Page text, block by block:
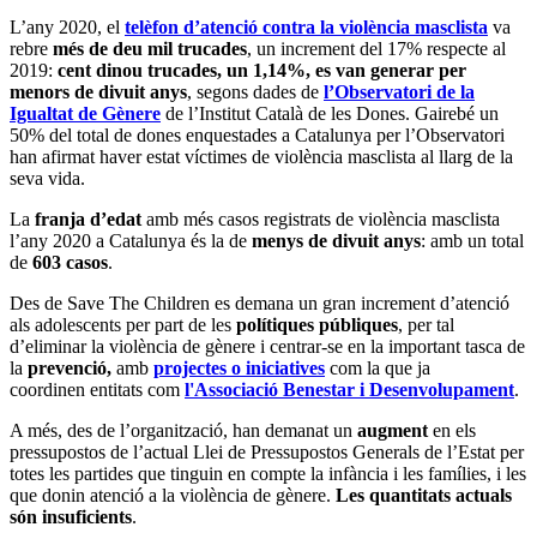
L’any 2020, el telèfon d’atenció contra la violència masclista va
rebre més de deu mil trucades, un increment del 17% respecte al
2019: cent dinou trucades, un 1,14%, es van generar per
menors de divuit anys, segons dades de l’Observatori de la
Igualtat de Gènere de l’Institut Català de les Dones. Gairebé un
50% del total de dones enquestades a Catalunya per l’Observatori
han afirmat haver estat víctimes de violència masclista al llarg de la
seva vida.
La franja d’edat amb més casos registrats de violència masclista
l’any 2020 a Catalunya és la de menys de divuit anys: amb un total
de 603 casos.
Des de Save The Children es demana un gran increment d’atenció
als adolescents per part de les polítiques públiques, per tal
d’eliminar la violència de gènere i centrar-se en la important tasca de
la prevenció, amb projectes o iniciatives com la que ja
coordinen entitats com l'Associació Benestar i Desenvolupament.
A més, des de l’organització, han demanat un augment en els
pressupostos de l’actual Llei de Pressupostos Generals de l’Estat per
totes les partides que tinguin en compte la infància i les famílies, i les
que donin atenció a la violència de gènere. Les quantitats actuals
són insuficients.